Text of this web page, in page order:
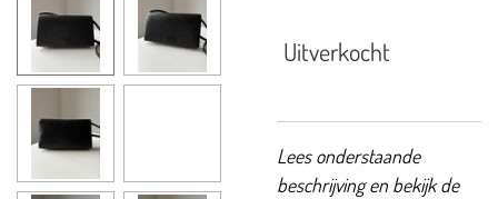
Uitverkocht
Lees onderstaande
beschrijving en bekijk de